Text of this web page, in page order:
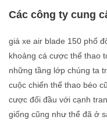
Các công ty cung
giá xe air blade 150 phổ
khoảng cá cược thể thao
những tầng lớp chúng ta
cuộc chiến thể thao béo
cược đối đầu với cạnh
giống cũng như thể đã ở